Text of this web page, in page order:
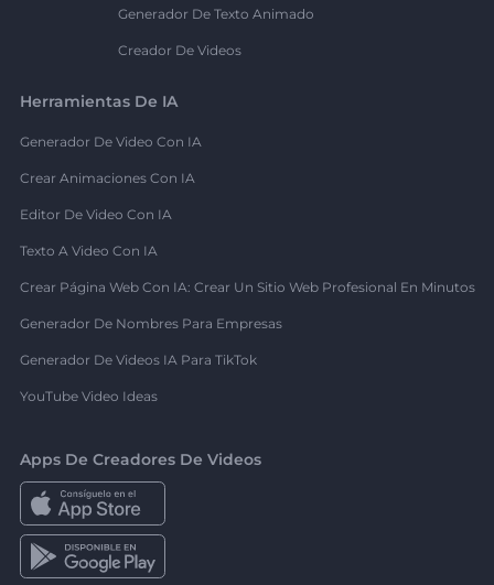
Generador De Texto Animado
Creador De Videos
Herramientas De IA
Generador De Video Con IA
Crear Animaciones Con IA
Editor De Video Con IA
Texto A Video Con IA
Crear Página Web Con IA: Crear Un Sitio Web Profesional En Minutos
Generador De Nombres Para Empresas
Generador De Videos IA Para TikTok
YouTube Video Ideas
Apps De Creadores De Videos